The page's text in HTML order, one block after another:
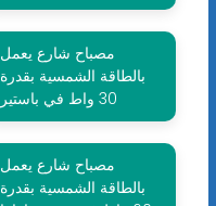
مصباح شارع يعمل
بالطاقة الشمسية بقدرة
30 واط في باستير
مصباح شارع يعمل
بالطاقة الشمسية بقدرة